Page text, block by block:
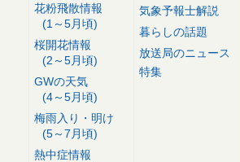
花粉飛散情報
(1～5月頃)
桜開花情報
(2～5月頃)
GWの天気
(4～5月頃)
梅雨入り・明け
(5～7月頃)
熱中症情報
気象予報士解説
暮らしの話題
放送局のニュース
特集